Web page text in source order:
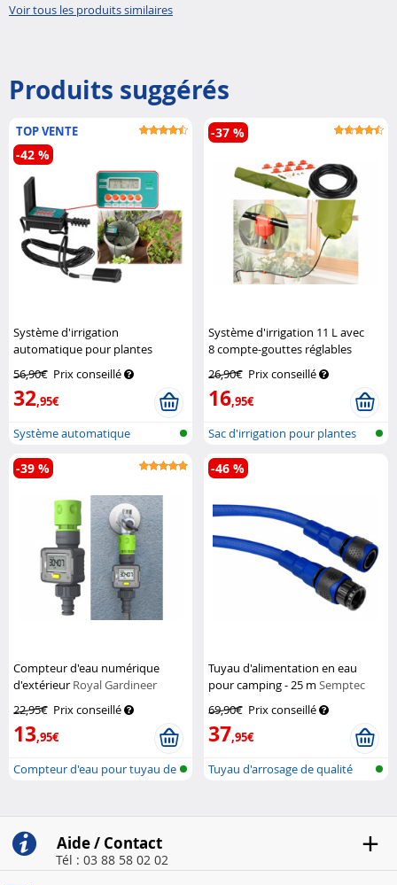
Voir tous les produits similaires
Produits suggérés
TOP VENTE
Système d'irrigation
automatique pour plantes
Royal Gardineer
56,90€ Prix conseillé
32,95€
-42 %
Système automatique
d'arrosage des...
Système d'irrigation 11 L avec
8 compte-gouttes réglables
26,90€ Prix conseillé
16,95€
-37 %
Sac d'irrigation pour plantes
au go...
Compteur d'eau numérique
d'extérieur Royal Gardineer
22,95€ Prix conseillé
13,95€
-39 %
Compteur d'eau pour tuyau de
Tuyau d'alimentation en eau
pour camping - 25 mSemptec
69,90€ Prix conseillé
37,95€
-46 %
Tuyau d'arrosage de qualité
Aide / Contact
Tél : 03 88 58 02 02